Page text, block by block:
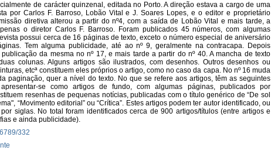
de carácter quinzenal, editada no Porto. A direção estava a cargo de uma
por Carlos F. Barroso, Lobão Vital e J. Soares Lopes, e o editor e proprietário
diretiva alterou a partir do nº4, com a saída de Lobão Vital e mais tarde, a
o diretor Carlos F. Barroso. Foram publicados 45 números, com algumas
possui cerca de 16 páginas de texto, exceto o número especial de aniversário
Tem alguma publicidade, até ao nº 9, geralmente na contracapa. Depois
da mesma no nº 17, e mais tarde a partir do nº 40. A mancha de texto
colunas. Alguns artigos são ilustrados, com desenhos. Outros desenhos ou
etcª constituem eles próprios o artigo, como no caso da capa. No nº 16 muda
paginação, quer a nível do texto. No que se refere aos artigos, têm as seguintes
se como artigos de fundo, com algumas páginas, publicados por
resenhas de pequenas notícias, publicadas com o título genérico de “De sol
“Movimento editorial” ou “Crítica”. Estes artigos podem ter autor identificado, ou
siglas. No total foram identificados cerca de 900 artigos/títulos (entre artigos e
e ainda publicidade).
332